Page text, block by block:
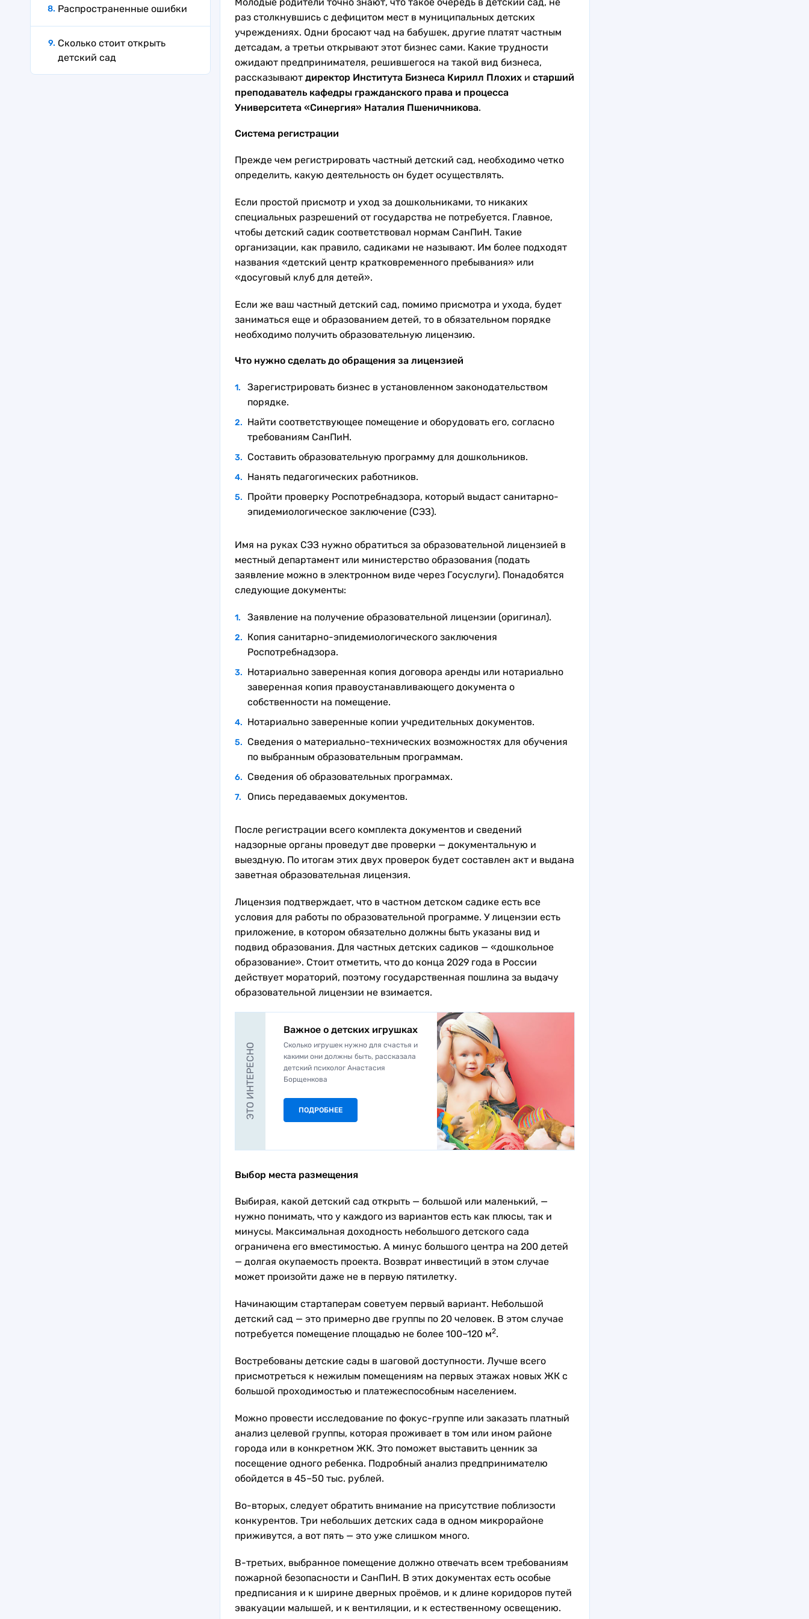
Распространенные ошибки
Сколько стоит открыть
детский сад
раз столкнувшись с дефицитом мест в муниципальных детских
учреждениях. Одни бросают чад на бабушек, другие платят частным
детсадам, а третьи открывают этот бизнес сами. Какие трудности
ожидают предпринимателя, решившегося на такой вид бизнеса,
рассказывают директор Института Бизнеса Кирилл Плохихи старший
преподаватель кафедры гражданского права и процесса
Университета «Синергия» Наталия Пшеничникова.
Система регистрации
Прежде чем регистрировать частный детский сад, необходимо четко
определить, какую деятельность он будет осуществлять.
Если простой присмотр и уход за дошкольниками, то никаких
специальных разрешений от государства не потребуется. Главное,
чтобы детский садик соответствовал нормам СанПиН. Такие
организации, как правило, садиками не называют. Им более подходят
названия «детский центр кратковременного пребывания» или
«досуговый клуб для детей».
Если же ваш частный детский сад, помимо присмотра и ухода, будет
заниматься еще и образованием детей, то в обязательном порядке
необходимо получить образовательную лицензию.
Что нужно сделать до обращения за лицензией
Зарегистрировать бизнес в установленном законодательством
порядке.
Найти соответствующее помещение и оборудовать его, согласно
требованиям СанПиН.
Составить образовательную программу для дошкольников.
Нанять педагогических работников.
Пройти проверку Роспотребнадзора, который выдаст санитарно-
эпидемиологическое заключение (СЭЗ).
Имя на руках СЭЗ нужно обратиться за образовательной лицензией в
местный департамент или министерство образования (подать
заявление можно в электронном виде через Госуслуги). Понадобятся
следующие документы:
Заявление на получение образовательной лицензии (оригинал).
Копия санитарно-эпидемиологического заключения
Роспотребнадзора.
Нотариально заверенная копия договора аренды или нотариально
заверенная копия правоустанавливающего документа о
собственности на помещение.
Нотариально заверенные копии учредительных документов.
Сведения о материально-технических возможностях для обучения
по выбранным образовательным программам.
Сведения об образовательных программах.
Опись передаваемых документов.
После регистрации всего комплекта документов и сведений
надзорные органы проведут две проверки — документальную и
выездную. По итогам этих двух проверок будет составлен акт и выдана
заветная образовательная лицензия.
Лицензия подтверждает, что в частном детском садике есть все
условия для работы по образовательной программе. У лицензии есть
приложение, в котором обязательно должны быть указаны вид и
подвид образования. Для частных детских садиков — «дошкольное
образование». Стоит отметить, что до конца 2029 года в России
действует мораторий, поэтому государственная пошлина за выдачу
образовательной лицензии не взимается.
ЭТО ИНТЕРЕСНО
Важное о детских игрушках
Сколько игрушек нужно для счастья и
какими они должны быть, рассказала
детский психолог Анастасия
Борщенкова
ПОДРОБНЕЕ
Выбор места размещения
Выбирая, какой детский сад открыть — большой или маленький, —
нужно понимать, что у каждого из вариантов есть как плюсы, так и
минусы. Максимальная доходность небольшого детского сада
ограничена его вместимостью. А минус большого центра на 200 детей
— долгая окупаемость проекта. Возврат инвестиций в этом случае
может произойти даже не в первую пятилетку.
Начинающим стартаперам советуем первый вариант. Небольшой
детский сад — это примерно две группы по 20 человек. В этом случае
потребуется помещение площадью не более 100–120 м2.
Востребованы детские сады в шаговой доступности. Лучше всего
присмотреться к нежилым помещениям на первых этажах новых ЖК с
большой проходимостью и платежеспособным населением.
Можно провести исследование по фокус-группе или заказать платный
анализ целевой группы, которая проживает в том или ином районе
города или в конкретном ЖК. Это поможет выставить ценник за
посещение одного ребенка. Подробный анализ предпринимателю
обойдется в 45–50 тыс. рублей.
Во-вторых, следует обратить внимание на присутствие поблизости
конкурентов. Три небольших детских сада в одном микрорайоне
приживутся, а вот пять — это уже слишком много.
В-третьих, выбранное помещение должно отвечать всем требованиям
пожарной безопасности и СанПиН. В этих документах есть особые
предписания и к ширине дверных проёмов, и к длине коридоров путей
эвакуации малышей, и к вентиляции, и к естественному освещению.